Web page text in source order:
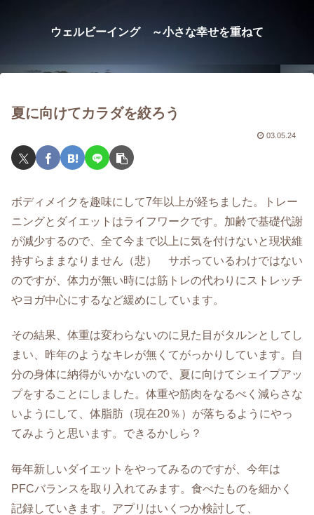
ウェルビーイング ～小さな幸せを重ねて
夏に向けてカラダを絞ろう
03.05.24
ボディメイクを趣味にして7年以上が経ちました。トレー
ニングとダイエットはライフワークです。加齢で基礎代謝
が減少するので、全て今まで以上に気を付けないと現状維
持すらままなりません（悲） サボっているわけではない
のですが、体力が無い時には筋トレの代わりにストレッチ
やヨガ中心にするなど緩めにしています。
その結果、体重は変わらないのに見た目がタルンとしてし
まい、昨年のようなキレが無くてがっかりしています。自
分の身体に納得がいかないので、夏に向けてシェイプアッ
プをすることにしました。体重や筋肉をなるべく減らさな
いようにして、体脂肪（現在20％）が落ちるようにやっ
てみようと思います。できるかしら？
毎年新しいダイエットをやってみるのですが、今年は
PFCバランスを取り入れてみます。食べたものを細かく
記録していきます。アプリはいくつか検討して、